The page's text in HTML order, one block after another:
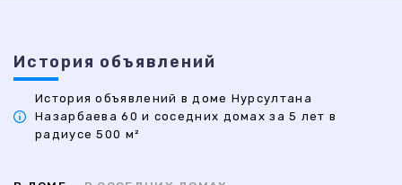
История объявлений
История объявлений в доме Нурсултана
Назарбаева 60 и соседних домах за 5 лет в
радиусе 500 м²